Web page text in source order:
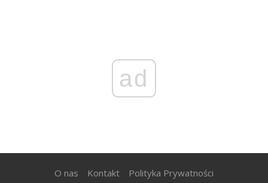
ad
O nas Kontakt Polityka Prywatności